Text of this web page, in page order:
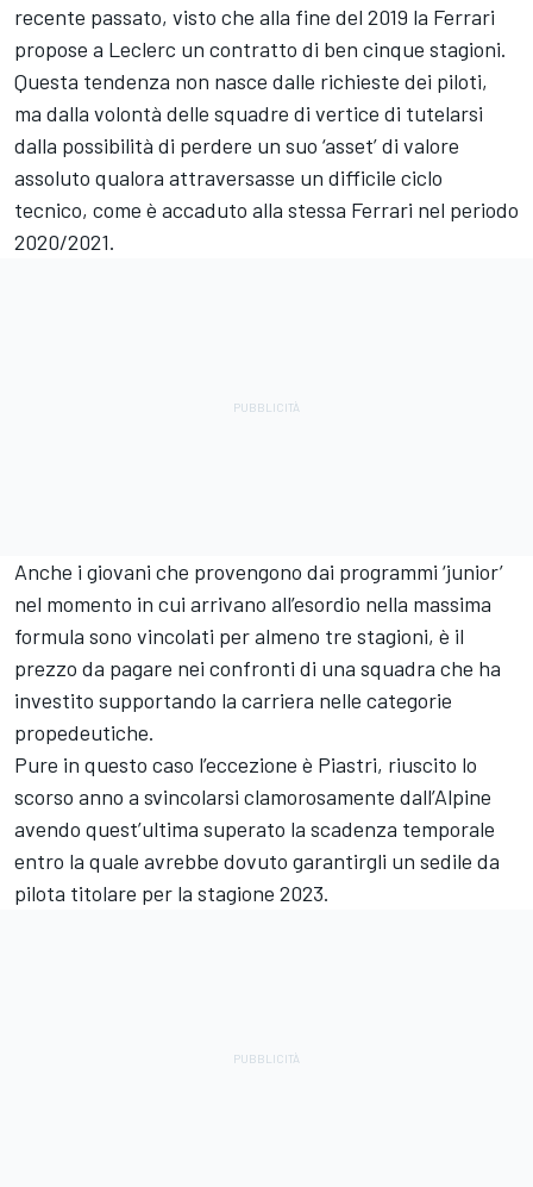
recente passato, visto che alla fine del 2019 la Ferrari
propose a Leclerc un contratto di ben cinque stagioni.
Questa tendenza non nasce dalle richieste dei piloti,
ma dalla volontà delle squadre di vertice di tutelarsi
dalla possibilità di perdere un suo ‘asset’ di valore
assoluto qualora attraversasse un difficile ciclo
tecnico, come è accaduto alla stessa Ferrari nel periodo
2020/2021.
Anche i giovani che provengono dai programmi ‘junior’
nel momento in cui arrivano all’esordio nella massima
formula sono vincolati per almeno tre stagioni, è il
prezzo da pagare nei confronti di una squadra che ha
investito supportando la carriera nelle categorie
propedeutiche.
Pure in questo caso l’eccezione è Piastri, riuscito lo
scorso anno a svincolarsi clamorosamente dall’Alpine
avendo quest’ultima superato la scadenza temporale
entro la quale avrebbe dovuto garantirgli un sedile da
pilota titolare per la stagione 2023.